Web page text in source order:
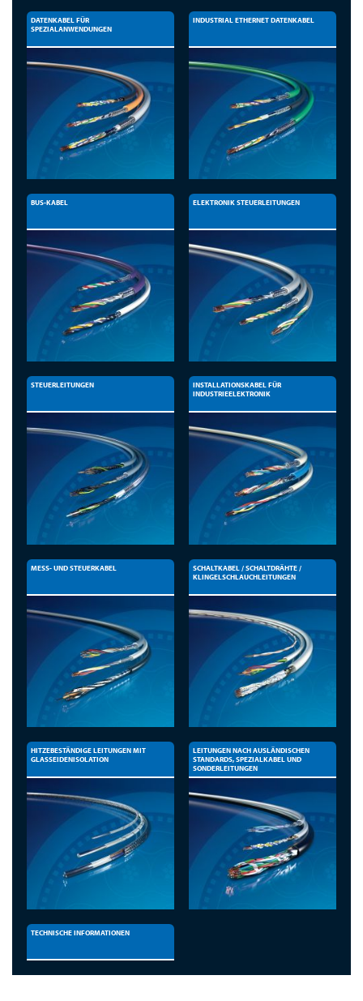
DATENKABEL FÜR
SPEZIALANWENDUNGEN
INDUSTRIAL ETHERNET DATENKABEL
BUS-KABEL ELEKTRONIK STEUERLEITUNGEN
STEUERLEITUNGEN
INSTALLATIONSKABEL FÜR
INDUSTRIEELEKTRONIK
MESS- UND STEUERKABEL
SCHALTKABEL / SCHALTDRÄHTE /
KLINGELSCHLAUCHLEITUNGEN
HITZEBESTÄNDIGE LEITUNGEN MIT
GLASSEIDENISOLATION
LEITUNGEN NACH AUSLÄNDISCHEN
STANDARDS, SPEZIALKABEL UND
SONDERLEITUNGEN
TECHNISCHE INFORMATIONEN